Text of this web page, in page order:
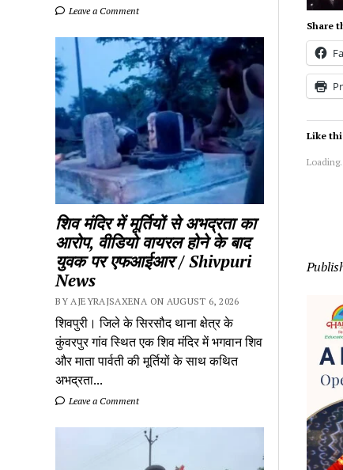
Leave a Comment
शिव मंदिर में मूर्तियों से अभद्रता का
आरोप, वीडियो वायरल होने के बाद
युवक पर एफआईआर / Shivpuri
News
BY AJEYRAJSAXENA ON AUGUST 6, 2026
शिवपुरी। जिले के सिरसौद थाना क्षेत्र के
कुंवरपुर गांव स्थित एक शिव मंदिर में भगवान शिव
और माता पार्वती की मूर्तियों के साथ कथित
अभद्रता...
Leave a Comment
Share
Like